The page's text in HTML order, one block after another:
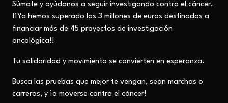
Súmate y ayúdanos a seguir investigando contra el cáncer.
¡¡Ya hemos superado los 3 millones de euros destinados a
financiar más de 45 proyectos de investigación
oncológica!!
Tu solidaridad y movimiento se convierten en esperanza.
Busca las pruebas que mejor te vengan, sean marchas o
carreras, y ¡a moverse contra el cáncer!